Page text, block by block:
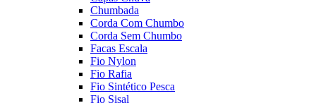
Chumbada
Corda Com Chumbo
Corda Sem Chumbo
Facas Escala
Fio Nylon
Fio Rafia
Fio Sintético Pesca
Fio Sisal